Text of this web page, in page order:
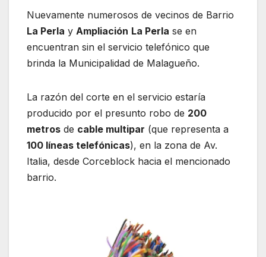
Nuevamente numerosos de vecinos de Barrio
La Perla y Ampliación La Perla se en
encuentran sin el servicio telefónico que
brinda la Municipalidad de Malagueño.
La razón del corte en el servicio estaría
producido por el presunto robo de 200
metros de cable multipar (que representa a
100 líneas telefónicas), en la zona de Av.
Italia, desde Corceblock hacia el mencionado
barrio.